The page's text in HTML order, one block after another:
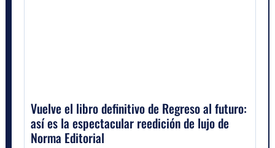
Vuelve el libro definitivo de Regreso al futuro:
así es la espectacular reedición de lujo de
Norma Editorial